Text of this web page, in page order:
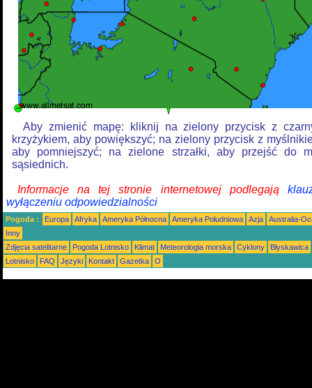
Aby zmienić mapę: kliknij na zielony przycisk z
krzyżykiem, aby powiększyć; na zielony przycisk z
aby pomniejszyć; na zielone strzałki, aby przejść do
sąsiednich.
Informacje na tej stronie internetowej podlegają
wyłączeniu odpowiedzialności
Pogoda : Europa Afryka Ameryka Północna Ameryka Południowa Azja
Australia-
Inny
Zdjęcia satelitarne
Pogoda Lotnisko Klimat Meteorologia morska Cyklony
Błyskawica
Lotnisko
FAQ Języki Kontakt Gazetka O